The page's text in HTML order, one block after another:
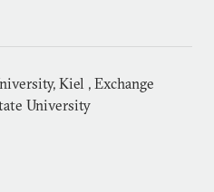
Kiel , Exchange
University